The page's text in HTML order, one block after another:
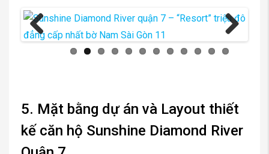
Next
5. Mặt bằng dự án và Layout thiết
kế căn hộ Sunshine Diamond River